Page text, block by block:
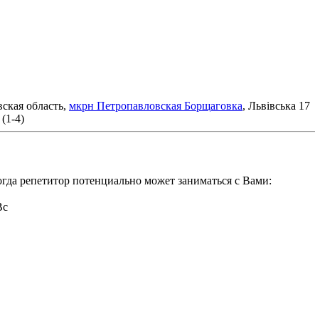
область, мкрн Петропавловская Борщаговка, Львівська 17
4)
репетитор потенциально может заниматься с Вами: